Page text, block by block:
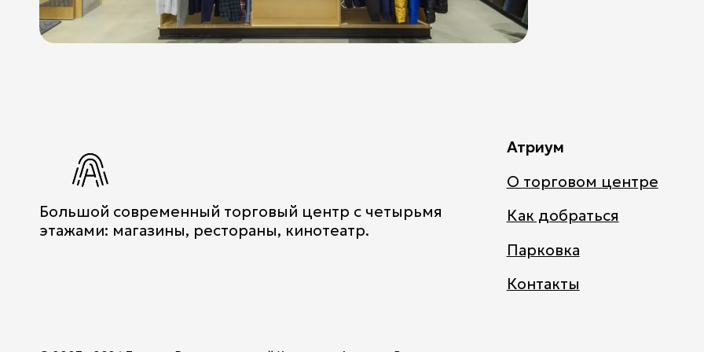
Большой современный торговый центр с четырьмя
этажами: магазины, рестораны, кинотеатр.
Атриум
О торговом центре
Как добраться
Парковка
Контакты